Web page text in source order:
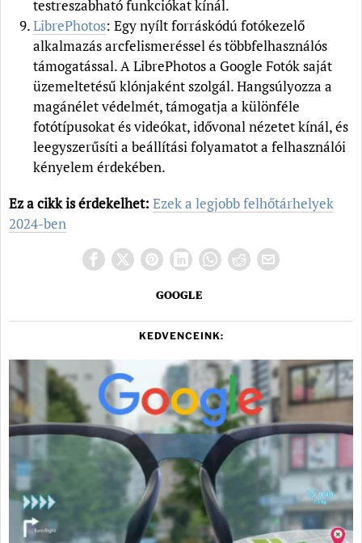
testreszabható funkciókat kínál.
LibrePhotos: Egy nyílt forráskódú fotókezelő
alkalmazás arcfelismeréssel és többfelhasználós
támogatással. A LibrePhotos a Google Fotók saját
üzemeltetésű klónjaként szolgál. Hangsúlyozza a
magánélet védelmét, támogatja a különféle
fotótípusokat és videókat, idővonal nézetet kínál, és
leegyszerűsíti a beállítási folyamatot a felhasználói
kényelem érdekében.
Ez a cikk is érdekelhet: Ezek a legjobb felhőtárhelyek
2024-ben
GOOGLE
KEDVENCEINK: